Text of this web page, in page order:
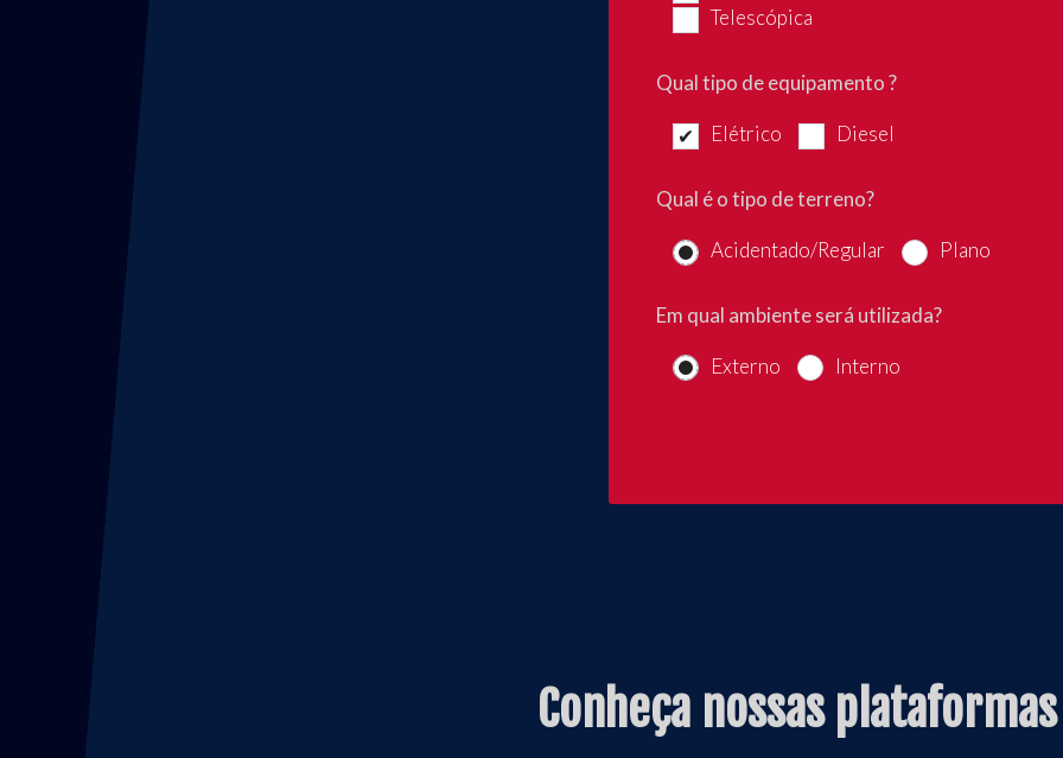
Telescópica
Qual tipo de equipamento ?
Elétrico Diesel
Qual é o tipo de terreno?
Acidentado/Regular Plano
Em qual ambiente será utilizada?
Externo Interno
Conheça nossas plataformas